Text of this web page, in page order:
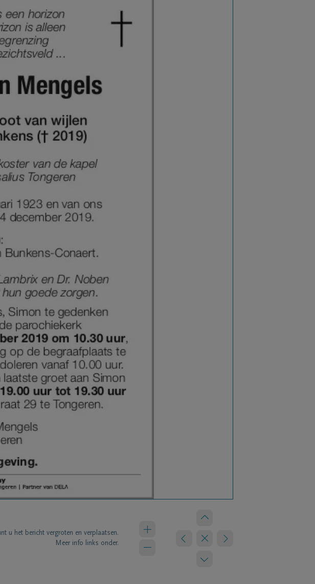
u het bericht vergroten en verplaatsen.
Meer info links onder.